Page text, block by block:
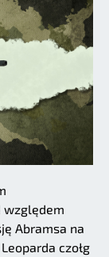
względem
Abramsa na
czołg